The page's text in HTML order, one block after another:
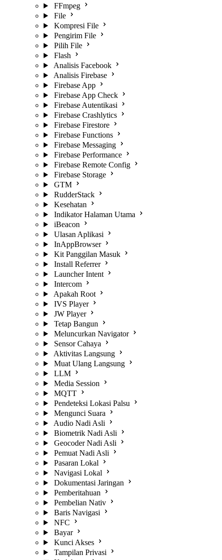
FFmpeg
File
Kompresi File
Pengirim File
Pilih File
Flash
Analisis Facebook
Analisis Firebase
Firebase App
Firebase App Check
Firebase Autentikasi
Firebase Crashlytics
Firebase Firestore
Firebase Functions
Firebase Messaging
Firebase Performance
Firebase Remote Config
Firebase Storage
GTM
RudderStack
Kesehatan
Indikator Halaman Utama
iBeacon
Ulasan Aplikasi
InAppBrowser
Kit Panggilan Masuk
Install Referrer
Launcher Intent
Intercom
Apakah Root
IVS Player
JW Player
Tetap Bangun
Meluncurkan Navigator
Sensor Cahaya
Aktivitas Langsung
Muat Ulang Langsung
LLM
Media Session
MQTT
Pendeteksi Lokasi Palsu
Mengunci Suara
Audio Nadi Asli
Biometrik Nadi Asli
Geocoder Nadi Asli
Pemuat Nadi Asli
Pasaran Lokal
Navigasi Lokal
Dokumentasi Jaringan
Pemberitahuan
Pembelian Nativ
Baris Navigasi
NFC
Bayar
Kunci Akses
Tampilan Privasi